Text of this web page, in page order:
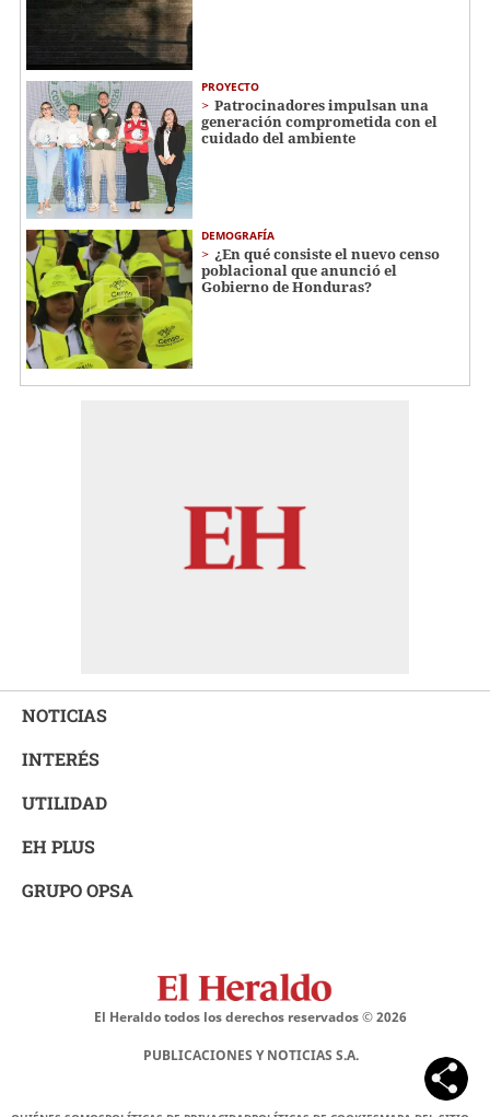
PROYECTO
Patrocinadores impulsan una
generación comprometida con el
cuidado del ambiente
DEMOGRAFÍA
¿En qué consiste el nuevo censo
poblacional que anunció el
Gobierno de Honduras?
NOTICIAS
INTERÉS
UTILIDAD
EH PLUS
GRUPO OPSA
El Heraldo todos los derechos reservados ©2026
PUBLICACIONES Y NOTICIAS S.A.